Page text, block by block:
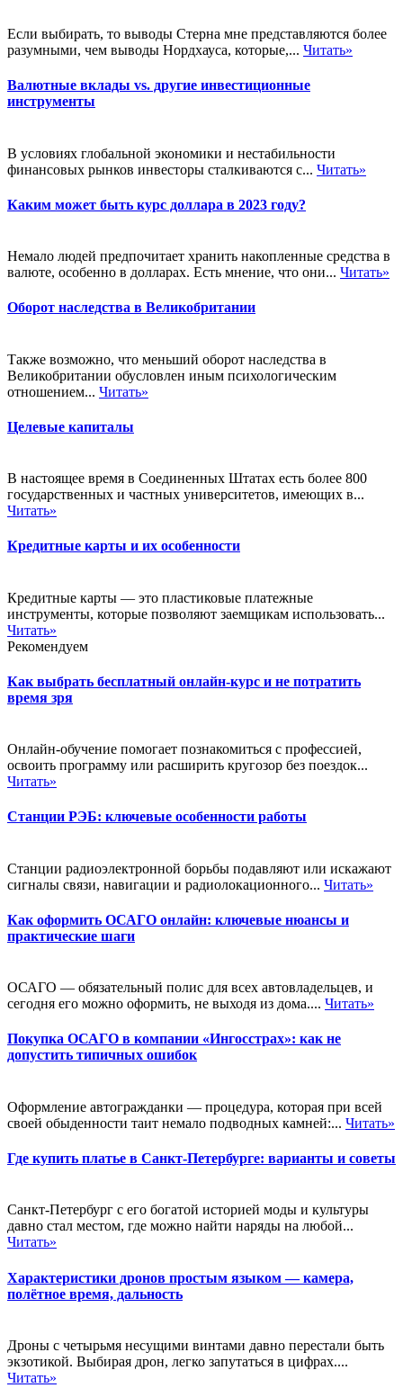
Если выбирать, то выводы Стерна мне представляются более
разумными, чем выводы Нордхауса, которые,... Читать»
Валютные вклады vs. другие инвестиционные
инструменты
В условиях глобальной экономики и нестабильности
финансовых рынков инвесторы сталкиваются с... Читать»
Каким может быть курс доллара в 2023 году?
Немало людей предпочитает хранить накопленные средства в
валюте, особенно в долларах. Есть мнение, что они... Читать»
Оборот наследства в Великобритании
Также возможно, что меньший оборот наследства в
Великобритании обусловлен иным психологическим
отношением... Читать»
Целевые капиталы
В настоящее время в Соединенных Штатах есть более 800
государственных и частных университетов, имеющих в...
Читать»
Кредитные карты и их особенности
Кредитные карты — это пластиковые платежные
инструменты, которые позволяют заемщикам использовать...
Читать»
Рекомендуем
Как выбрать бесплатный онлайн-курс и не потратить
время зря
Онлайн-обучение помогает познакомиться с профессией,
освоить программу или расширить кругозор без поездок...
Читать»
Станции РЭБ: ключевые особенности работы
Станции радиоэлектронной борьбы подавляют или искажают
сигналы связи, навигации и радиолокационного... Читать»
Как оформить ОСАГО онлайн: ключевые нюансы и
практические шаги
ОСАГО — обязательный полис для всех автовладельцев, и
сегодня его можно оформить, не выходя из дома.... Читать»
Покупка ОСАГО в компании «Ингосстрах»: как не
допустить типичных ошибок
Оформление автогражданки — процедура, которая при всей
своей обыденности таит немало подводных камней:... Читать»
Где купить платье в Санкт-Петербурге: варианты и советы
Санкт-Петербург с его богатой историей моды и культуры
давно стал местом, где можно найти наряды на любой...
Читать»
Характеристики дронов простым языком — камера,
полётное время, дальность
Дроны с четырьмя несущими винтами давно перестали быть
экзотикой. Выбирая дрон, легко запутаться в цифрах....
Читать»